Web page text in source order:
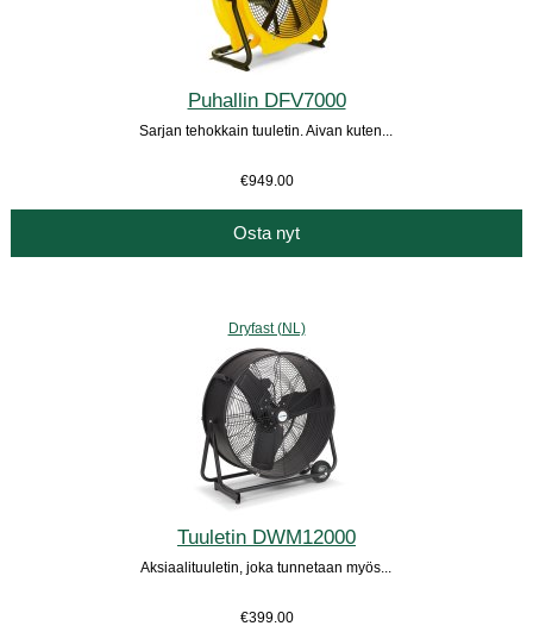
Puhallin DFV7000
Sarjan tehokkain tuuletin. Aivan kuten...
€949.00
Osta nyt
Dryfast (NL)
Tuuletin DWM12000
Aksiaalituuletin, joka tunnetaan myös...
€399.00